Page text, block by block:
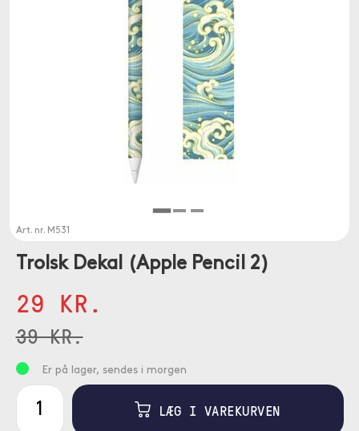
Art. nr. M531
Trolsk Dekal (Apple Pencil 2)
29 KR.
39 KR.
Er på lager, sendes i morgen
LÆG I VAREKURVEN